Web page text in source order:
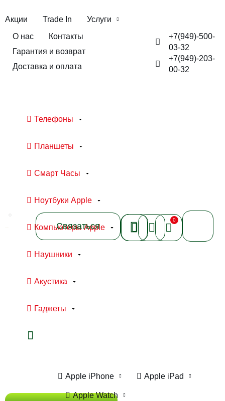
Акции Trade In
Услуги
О нас
Контакты
Гарантия и возврат
Доставка и оплата
+7(949)-500-
03-32
+7(949)-203-
00-32
Телефоны
Планшеты
Смарт Часы
Ноутбуки Apple
Компьютеры Apple
Наушники
Акустика
Гаджеты
Связаться
0
Apple iPhone Apple iPad
Apple Watch